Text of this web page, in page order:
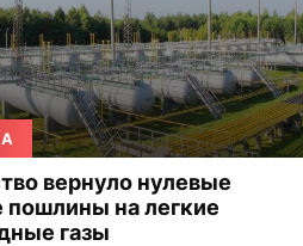
вернуло нулевые
пошлины на легкие
газы